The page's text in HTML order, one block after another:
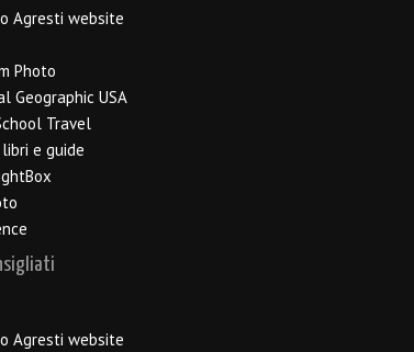
Agresti website
Photo
Geographic USA
Travel
e guide
Agresti website